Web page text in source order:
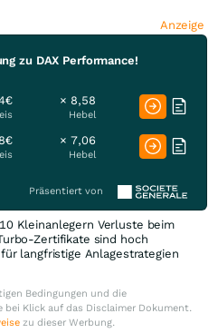
Anzeige
zu DAX Performance!
× 8,58
Hebel
× 7,06
Hebel
Präsentiert von
Kleinanlegern Verluste beim
Zertifikate sind hoch
langfristige Anlagestrategien
Bedingungen und die
Klick auf das Disclaimer Dokument.
zu dieser Werbung.